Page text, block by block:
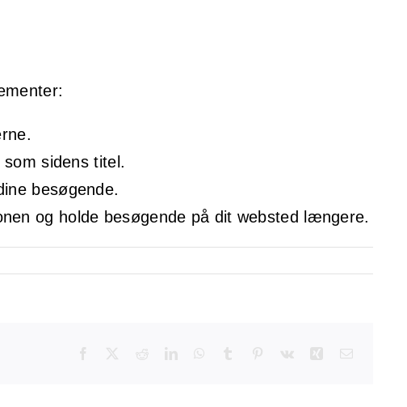
sidens titel.
besøgende.
og holde besøgende på dit websted længere.
Facebook RedditLinkedInWhatsApp
Tumblr Pinterest
Vk XingE-